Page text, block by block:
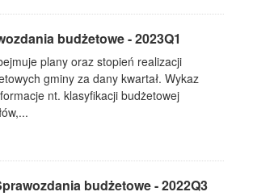
budżetowe - 2023Q1
plany oraz stopień realizacji
gminy za dany kwartał. Wykaz
nt. klasyfikacji budżetowej
budżetowe - 2022Q3